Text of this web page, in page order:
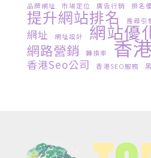
品牌網址 市場定位 廣告行銷 排名
提升網站排名 搜尋引
網址 網址設計 網站優
網路營銷 轉換率 香
香港seo公司 香港SEO服務